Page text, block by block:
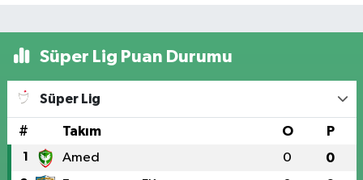
Süper Lig Puan Durumu
Süper Lig
# Takım O P
1 Amed 0 0